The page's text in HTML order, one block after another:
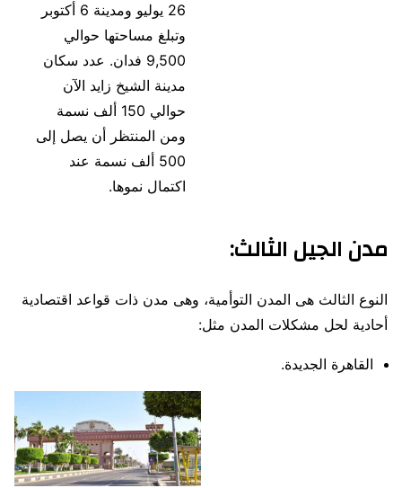
26 يوليو ومدينة 6 أكتوبر
وتبلغ مساحتها حوالي
9,500 فدان. عدد سكان
مدينة الشيخ زايد الآن
حوالي 150 ألف نسمة
ومن المنتظر أن يصل إلى
500 ألف نسمة عند
اكتمال نموها.
مدن الجيل الثالث:
النوع الثالث هى المدن التوأمية، وهى مدن ذات قواعد اقتصادية
أحادية لحل مشكلات المدن مثل:
القاهرة الجديدة.